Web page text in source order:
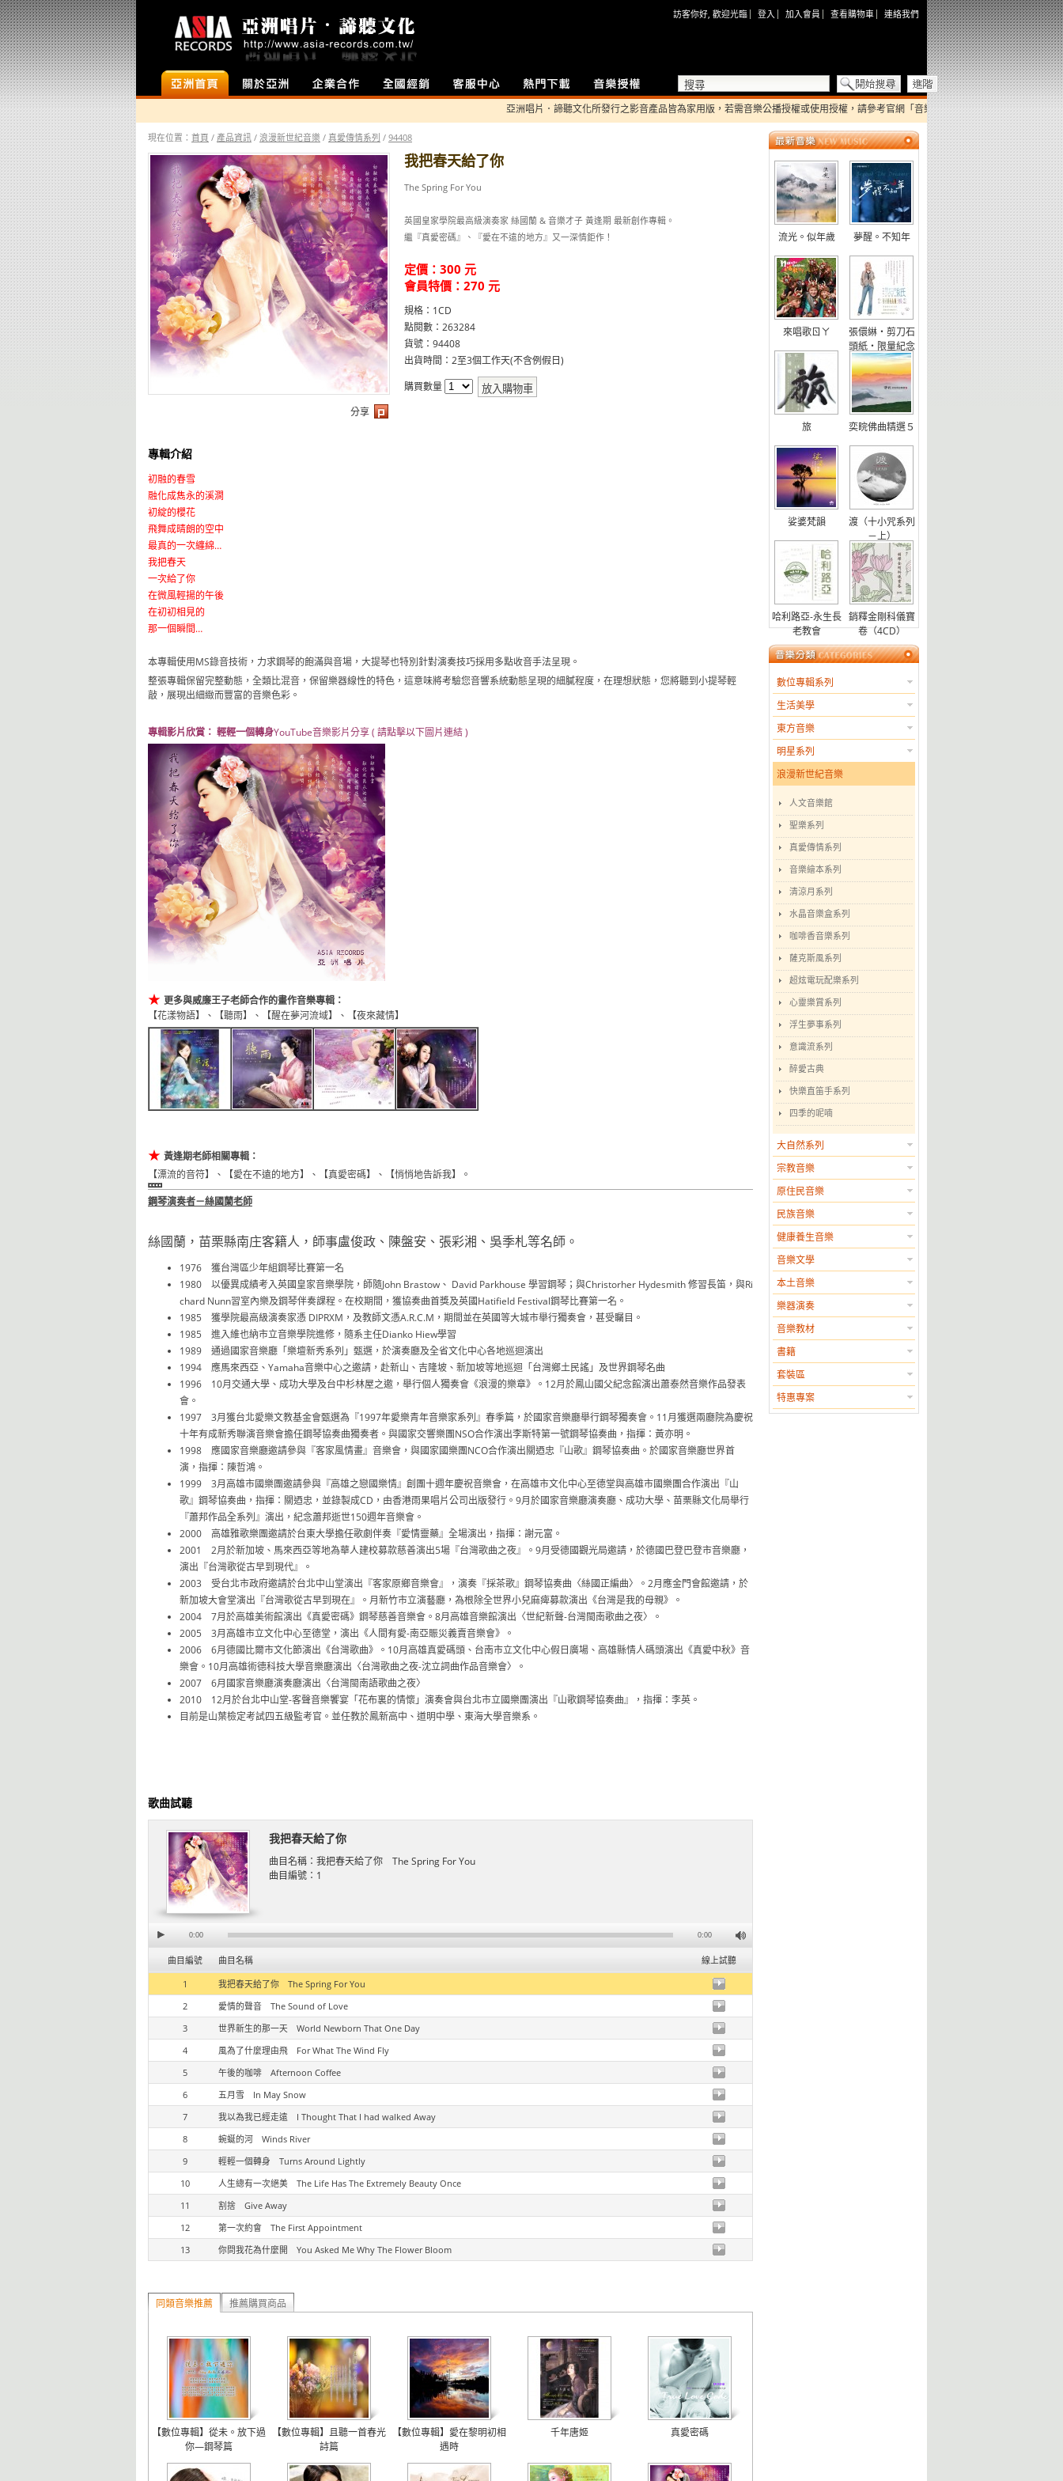
訪客你好, 歡迎光臨 登入 加入會員 查看購物車 連絡我們
熱門下載 音樂授權
亞洲唱片．諦聽文化所發行之影音產品皆為家用版，若需音樂公播授權或使用授權，請參考官網「音樂授權」內容，並洽版權部申請，謝謝
現在位置： 首頁 / 產品資訊 / 浪漫新世紀音樂 / 真愛傳情系列 / 94408
分享
我把春天給了你
The Spring For You
英國皇家學院最高級演奏家 絲國蘭 & 音樂才子 黃逢期 最新創作專輯。
繼『真愛密碼』、『愛在不遠的地方』又一深情鉅作！
定價： 300 元
會員特價： 270 元
規格：1CD
點閱數：263284
貨號：94408
出貨時間：2至3個工作天(不含例假日)
購買數量
專輯介紹
初融的春雪
融化成雋永的溪澗
初綻的櫻花
飛舞成晴朗的空中
最真的一次纏綿…
我把春天
一次給了你
在微風輕揚的午後
在初初相見的
那一個瞬間…
本專輯使用MS錄音技術，力求鋼琴的飽滿與音場，大提琴也特別針對演奏技巧採用多點收音手法呈現。
整張專輯保留完整動態，全類比混音，保留樂器線性的特色，這意味將考驗您音響系統動態呈現的細膩程度，在理想狀態，您將聽到小提琴輕
敲，展現出細緻而豐富的音樂色彩。
專輯影片欣賞： 輕輕一個轉身YouTube音樂影片分享 ( 請點擊以下圖片連結 )
★ 更多與威廉王子老師合作的畫作音樂專輯：
【花漾物語】、【聽雨】、【醒在夢河流域】、【夜來藏情】
★ 黃逢期老師相關專輯：
【漂流的音符】、【愛在不遠的地方】、【真愛密碼】、【悄悄地告訴我】。
鋼琴演奏者－絲國蘭老師
絲國蘭，苗栗縣南庄客籍人，師事盧俊政、陳盤安、張彩湘、吳季札等名師。
1976 獲台灣區少年組鋼琴比賽第一名
1980 以優異成績考入英國皇家音樂學院，師隨John Brastow、 David Parkhouse 學習鋼琴；與Christorher Hydesmith 修習長笛，與Ri
chard Nunn習室內樂及鋼琴伴奏課程。在校期間，獲協奏曲首獎及英國Hatifield Festival鋼琴比賽第一名。
1985 獲學院最高級演奏家憑 DIPRXM，及教師文憑A.R.C.M，期間並在英國等大城市舉行獨奏會，甚受矚目。
1985 進入維也納市立音樂學院進修，隨系主任Dianko Hiew學習
1989 通過國家音樂廳「樂壇新秀系列」甄選，於演奏廳及全省文化中心各地巡迴演出
1994 應馬來西亞、Yamaha音樂中心之邀請，赴新山、吉隆坡、新加坡等地巡迴「台灣鄉土民謠」及世界鋼琴名曲
1996 10月交通大學、成功大學及台中杉林屋之邀，舉行個人獨奏會《浪漫的樂章》。12月於鳳山國父紀念館演出蕭泰然音樂作品發表
會。
1997 3月獲台北愛樂文教基金會甄選為『1997年愛樂青年音樂家系列』春季篇，於國家音樂廳舉行鋼琴獨奏會。11月獲選兩廳院為慶祝
十年有成新秀聯演音樂會擔任鋼琴協奏曲獨奏者。與國家交響樂團NSO合作演出李斯特第一號鋼琴協奏曲，指揮：黃亦明。
1998 應國家音樂廳邀請參與『客家風情畫』音樂會，與國家國樂團NCO合作演出關迺忠『山歌』鋼琴協奏曲。於國家音樂廳世界首
演，指揮：陳哲鴻。
1999 3月高雄市國樂團邀請參與『高雄之戀國樂情』創團十週年慶祝音樂會，在高雄市文化中心至德堂與高雄市國樂團合作演出『山
歌』鋼琴協奏曲，指揮：關迺忠，並錄製成CD，由香港雨果唱片公司出版發行。9月於國家音樂廳演奏廳、成功大學、苗栗縣文化局舉行
『蕭邦作品全系列』演出，紀念蕭邦逝世150週年音樂會。
2000 高雄雅歌樂團邀請於台東大學擔任歌劇伴奏『愛情靈藥』全場演出，指揮：謝元富。
2001 2月於新加坡、馬來西亞等地為華人建校募款慈善演出5場『台灣歌曲之夜』。9月受德國觀光局邀請，於德國巴登巴登市音樂廳，
演出『台灣歌從古早到現代』。
2003 受台北市政府邀請於台北中山堂演出『客家原鄉音樂會』，演奏『採茶歌』鋼琴協奏曲〈絲國正編曲〉。2月應金門會館邀請，於
新加坡大會堂演出『台灣歌從古早到現在』。月新竹市立演藝廳，為根除全世界小兒麻痺募款演出《台灣是我的母親》。
2004 7月於高雄美術館演出《真愛密碼》鋼琴慈善音樂會。8月高雄音樂館演出〈世紀新聲-台灣閩南歌曲之夜〉。
2005 3月高雄市立文化中心至德堂，演出《人間有愛-南亞賑災義賣音樂會》。
2006 6月德國比爾市文化節演出《台灣歌曲》。10月高雄真愛碼頭、台南市立文化中心假日廣場、高雄縣情人碼頭演出《真愛中秋》音
樂會。10月高雄術德科技大學音樂廳演出〈台灣歌曲之夜-沈立詞曲作品音樂會〉。
2007 6月國家音樂廳演奏廳演出〈台灣閩南語歌曲之夜〉
2010 12月於台北中山堂-客聲音樂饗宴「花布裏的情懷」演奏會與台北市立國樂團演出『山歌鋼琴協奏曲』，指揮：李英。
目前是山葉檢定考試四五級監考官。並任教於鳳新高中、道明中學、東海大學音樂系。
歌曲試聽
我把春天給了你
曲目名稱： 我把春天給了你 The Spring For You
曲目編號： 1
0:00 0:00
曲目編號 曲目名稱
線上試聽
1
我把春天給了你 The Spring For You
2
愛情的聲音 The Sound of Love
3
世界新生的那一天 World Newborn That One Day
4
風為了什麼理由飛 For What The Wind Fly
5
午後的咖啡 Afternoon Coffee
6
五月雪 In May Snow
7
我以為我已經走遠 I Thought That I had walked Away
8
蜿蜒的河 Winds River
9
輕輕一個轉身 Turns Around Lightly
10
人生總有一次絕美 The Life Has The Extremely Beauty Once
11
割捨 Give Away
12
第一次約會 The First Appointment
13
你問我花為什麼開 You Asked Me Why The Flower Bloom
同類音樂推薦 推薦購買商品
【數位專輯】從未。放下過
你—鋼琴篇
【數位專輯】且聽一首春光
詩篇
【數位專輯】愛在黎明初相
遇時
千年唐姬 真愛密碼
最新專輯
流光。似年歲 夢醒。不知年
來唱歌ㄖㄚ
張儇綝・剪刀石
頭紙・限量紀念
專輯
旅 奕睆佛曲精選５
娑婆梵韻
渡（十小咒系列
－上）
哈利路亞-永生長
老教會
銷釋金剛科儀寶
卷（4CD）
數位專輯系列
生活美學
東方音樂
明星系列
浪漫新世紀音樂
人文音樂館
聖樂系列
真愛傳情系列
音樂繪本系列
清涼月系列
水晶音樂盒系列
咖啡香音樂系列
薩克斯風系列
超炫電玩配樂系列
心靈樂賞系列
浮生夢事系列
意識流系列
醉愛古典
快樂直笛手系列
四季的呢喃
大自然系列
宗教音樂
原住民音樂
民族音樂
健康養生音樂
音樂文學
本土音樂
樂器演奏
音樂教材
書籍
套裝區
特惠專案